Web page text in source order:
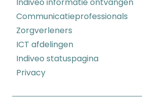
Indiveo informatie ontvangen
Communicatieprofessionals
Zorgverleners
ICT afdelingen
Indiveo statuspagina
Privacy